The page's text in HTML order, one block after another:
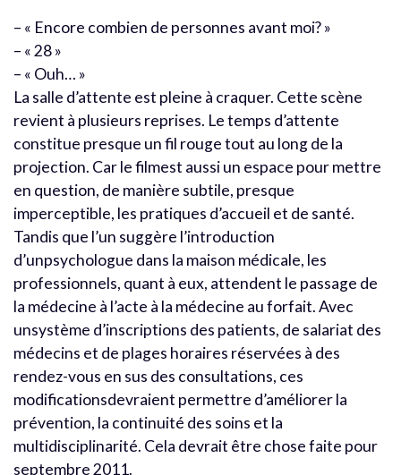
– « Encore combien de personnes avant moi? »
– « 28 »
– « Ouh… »
La salle d’attente est pleine à craquer. Cette scène
revient à plusieurs reprises. Le temps d’attente
constitue presque un fil rouge tout au long de la
projection. Car le filmest aussi un espace pour mettre
en question, de manière subtile, presque
imperceptible, les pratiques d’accueil et de santé.
Tandis que l’un suggère l’introduction
d’unpsychologue dans la maison médicale, les
professionnels, quant à eux, attendent le passage de
la médecine à l’acte à la médecine au forfait. Avec
unsystème d’inscriptions des patients, de salariat des
médecins et de plages horaires réservées à des
rendez-vous en sus des consultations, ces
modificationsdevraient permettre d’améliorer la
prévention, la continuité des soins et la
multidisciplinarité. Cela devrait être chose faite pour
septembre 2011.